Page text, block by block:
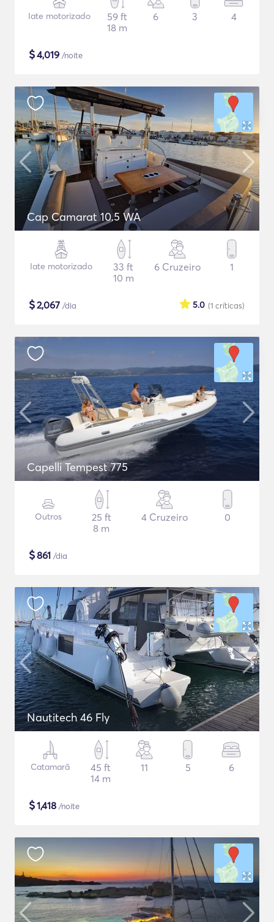
Iate motorizado
59 ft
18 m
6 3 4
$4,019 /noite
Cap Camarat 10.5 WA
Iate motorizado
33 ft
10 m
6 Cruzeiro 1
$2,067 /dia (1 críticas)
5.0
Capelli Tempest 775
Outros
25 ft
8 m
4 Cruzeiro 0
$861 /dia
Nautitech 46 Fly
Catamarã
45 ft
14 m
11 5 6
$1,418 /noite